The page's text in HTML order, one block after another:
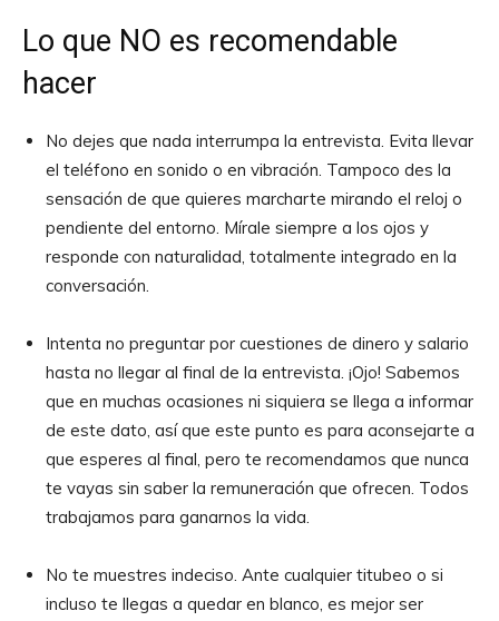
Lo que NO es recomendable
hacer
No dejes que nada interrumpa la entrevista. Evita llevar
el teléfono en sonido o en vibración. Tampoco des la
sensación de que quieres marcharte mirando el reloj o
pendiente del entorno. Mírale siempre a los ojos y
responde con naturalidad, totalmente integrado en la
conversación.
Intenta no preguntar por cuestiones de dinero y salario
hasta no llegar al final de la entrevista. ¡Ojo! Sabemos
que en muchas ocasiones ni siquiera se llega a informar
de este dato, así que este punto es para aconsejarte a
que esperes al final, pero te recomendamos que nunca
te vayas sin saber la remuneración que ofrecen. Todos
trabajamos para ganarnos la vida.
No te muestres indeciso. Ante cualquier titubeo o si
incluso te llegas a quedar en blanco, es mejor ser